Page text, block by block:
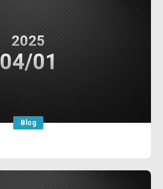
2025
04/01
Blog